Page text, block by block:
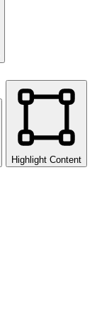
Highlight Content